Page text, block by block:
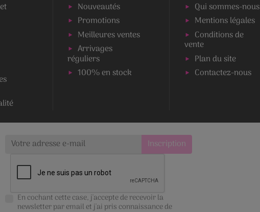
Nouveautés
Promotions
Meilleures ventes
Arrivages
réguliers
100% en stock
Qui sommes-nous
Mentions légales
Conditions de
vente
Plan du site
Contactez-nous
En cochant cette case, j'accepte de recevoir la
newsletter par email et j'ai pris connaissance de